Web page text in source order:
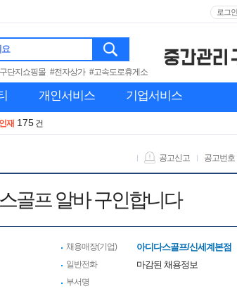
로그인
단지쇼핑몰 #전자상가 #고속도로휴게소
개인서비스 기업서비스
재 175 건
공고번호
공고신고
골프 알바 구인합니다
채용매장(기업) 아디다스골프/신세계본점
일반전화 마감된 채용정보
부서명